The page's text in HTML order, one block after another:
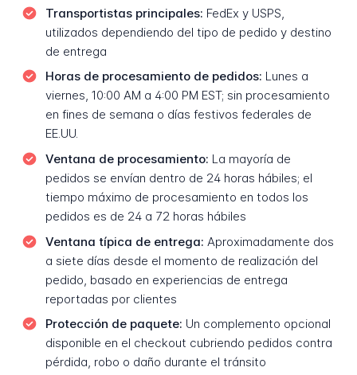
Transportistas principales: FedEx y USPS,
utilizados dependiendo del tipo de pedido y destino
de entrega
Horas de procesamiento de pedidos: Lunes a
viernes, 10:00 AM a 4:00 PM EST; sin procesamiento
en fines de semana o días festivos federales de
EE.UU.
Ventana de procesamiento: La mayoría de
pedidos se envían dentro de 24 horas hábiles; el
tiempo máximo de procesamiento en todos los
pedidos es de 24 a 72 horas hábiles
Ventana típica de entrega: Aproximadamente dos
a siete días desde el momento de realización del
pedido, basado en experiencias de entrega
reportadas por clientes
Protección de paquete: Un complemento opcional
disponible en el checkout cubriendo pedidos contra
pérdida, robo o daño durante el tránsito